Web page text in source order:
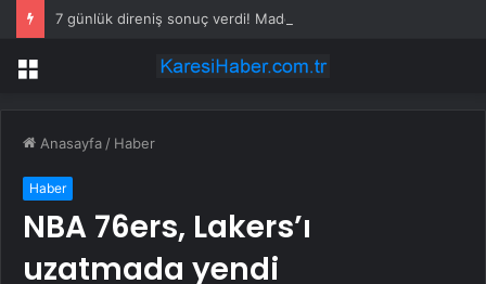
Menü
Anasayfa / Haber
Haber
NBA 76ers, Lakers’ı
uzatmada yendi